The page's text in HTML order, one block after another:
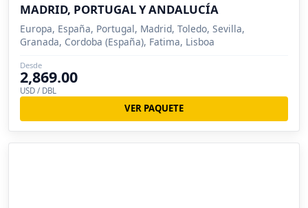
MADRID, PORTUGAL Y ANDALUCÍA
Europa, España, Portugal, Madrid, Toledo, Sevilla,
Granada, Cordoba (España), Fatima, Lisboa
Desde
2,869.00
USD / DBL
VER PAQUETE